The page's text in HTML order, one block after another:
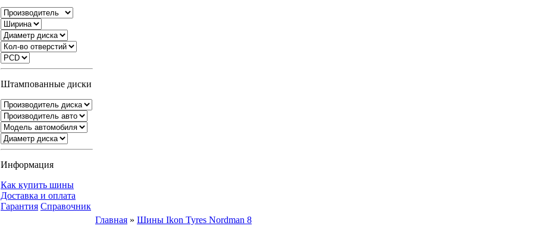
Штампованные диски
Информация
Как купить шины
Доставка и оплата
Гарантия Справочник
Главная » Шины Ikon Tyres Nordman 8